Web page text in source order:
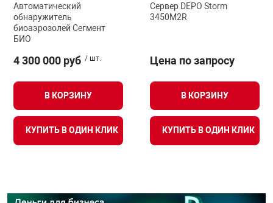
Автоматический
обнаружитель
биоаэрозолей Сегмент
БИО
4 300 000 руб / шт.
В КОРЗИНУ
КУПИТЬ В ОДИН КЛИК
Сервер DEPO Storm
3450M2R
Цена по запросу
В КОРЗИНУ
КУПИТЬ В ОДИН КЛИК